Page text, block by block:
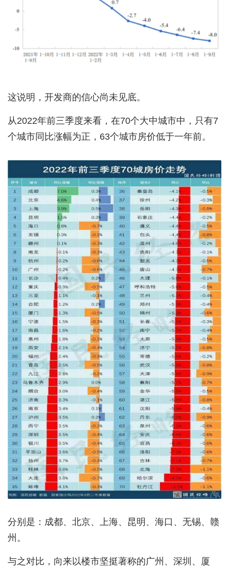
这说明，开发商的信心尚未见底。
从2022年前三季度来看，在70个大中城市中，只有7
个城市同比涨幅为正，63个城市房价低于一年前。
分别是：成都、北京、上海、昆明、海口、无锡、赣
州。
与之对比，向来以楼市坚挺著称的广州、深圳、厦